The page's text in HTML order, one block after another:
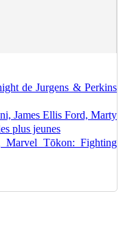
de Jurgens & Perkins
James Ellis Ford, Marty
plus jeunes
Marvel Tōkon: Fighting